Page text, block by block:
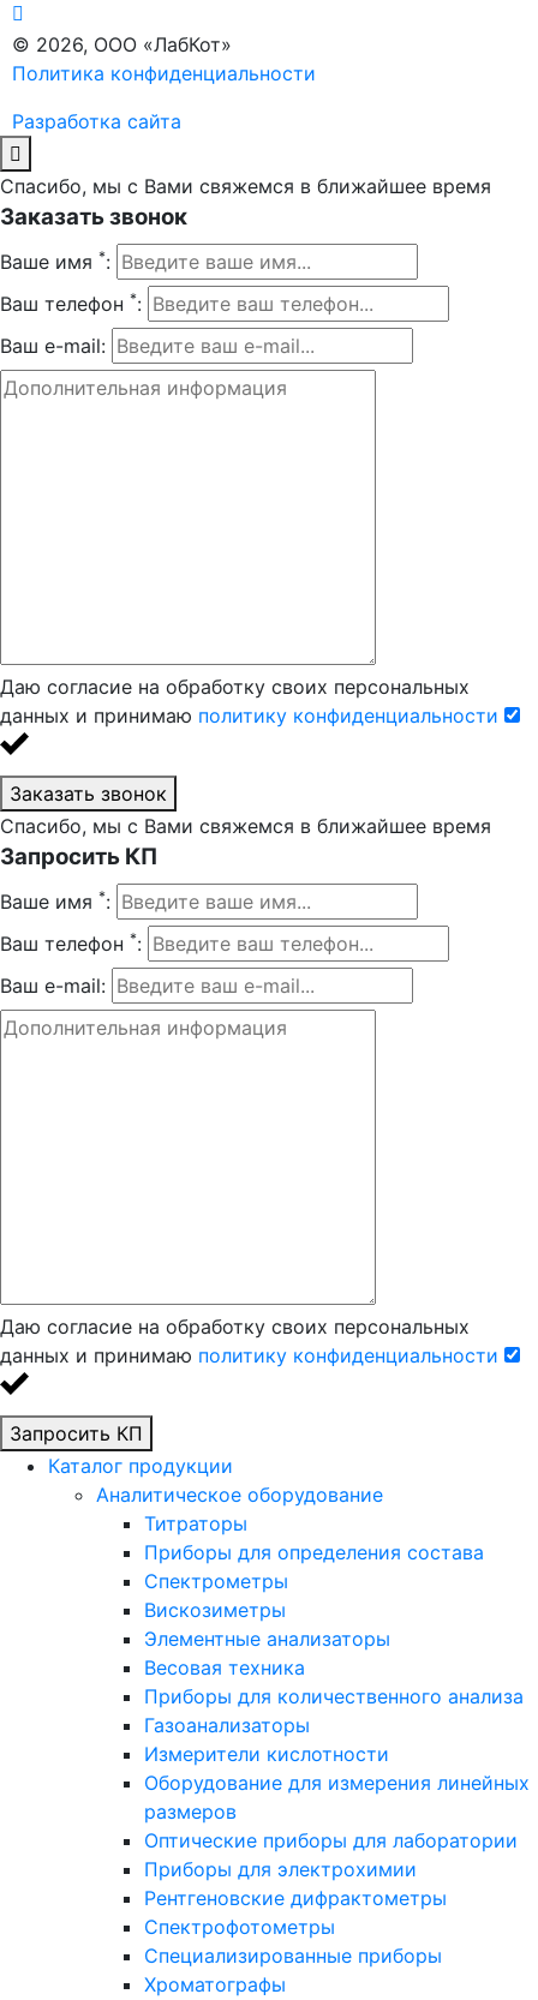
© 2026, ООО «ЛабКот»
Политика конфиденциальности
Разработка сайта
Спасибо, мы с Вами свяжемся в ближайшее время
Заказать звонок
Ваше имя *:
Ваш телефон *:
Ваш e-mail:
Даю согласие на обработку своих персональных
данных и принимаю политику конфиденциальности
Заказать звонок
Спасибо, мы с Вами свяжемся в ближайшее время
Запросить КП
Ваше имя *:
Ваш телефон *:
Ваш e-mail:
Даю согласие на обработку своих персональных
данных и принимаю политику конфиденциальности
Запросить КП
Каталог продукции
Аналитическое оборудование
Титраторы
Приборы для определения состава
Спектрометры
Вискозиметры
Элементные анализаторы
Весовая техника
Приборы для количественного анализа
Газоанализаторы
Измерители кислотности
Оборудование для измерения линейных
размеров
Оптические приборы для лаборатории
Приборы для электрохимии
Рентгеновские дифрактометры
Спектрофотометры
Специализированные приборы
Хроматографы